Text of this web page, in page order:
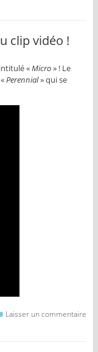
clip vidéo !
«Micro» ! Le
Perennial» qui se
Laisser un commentaire